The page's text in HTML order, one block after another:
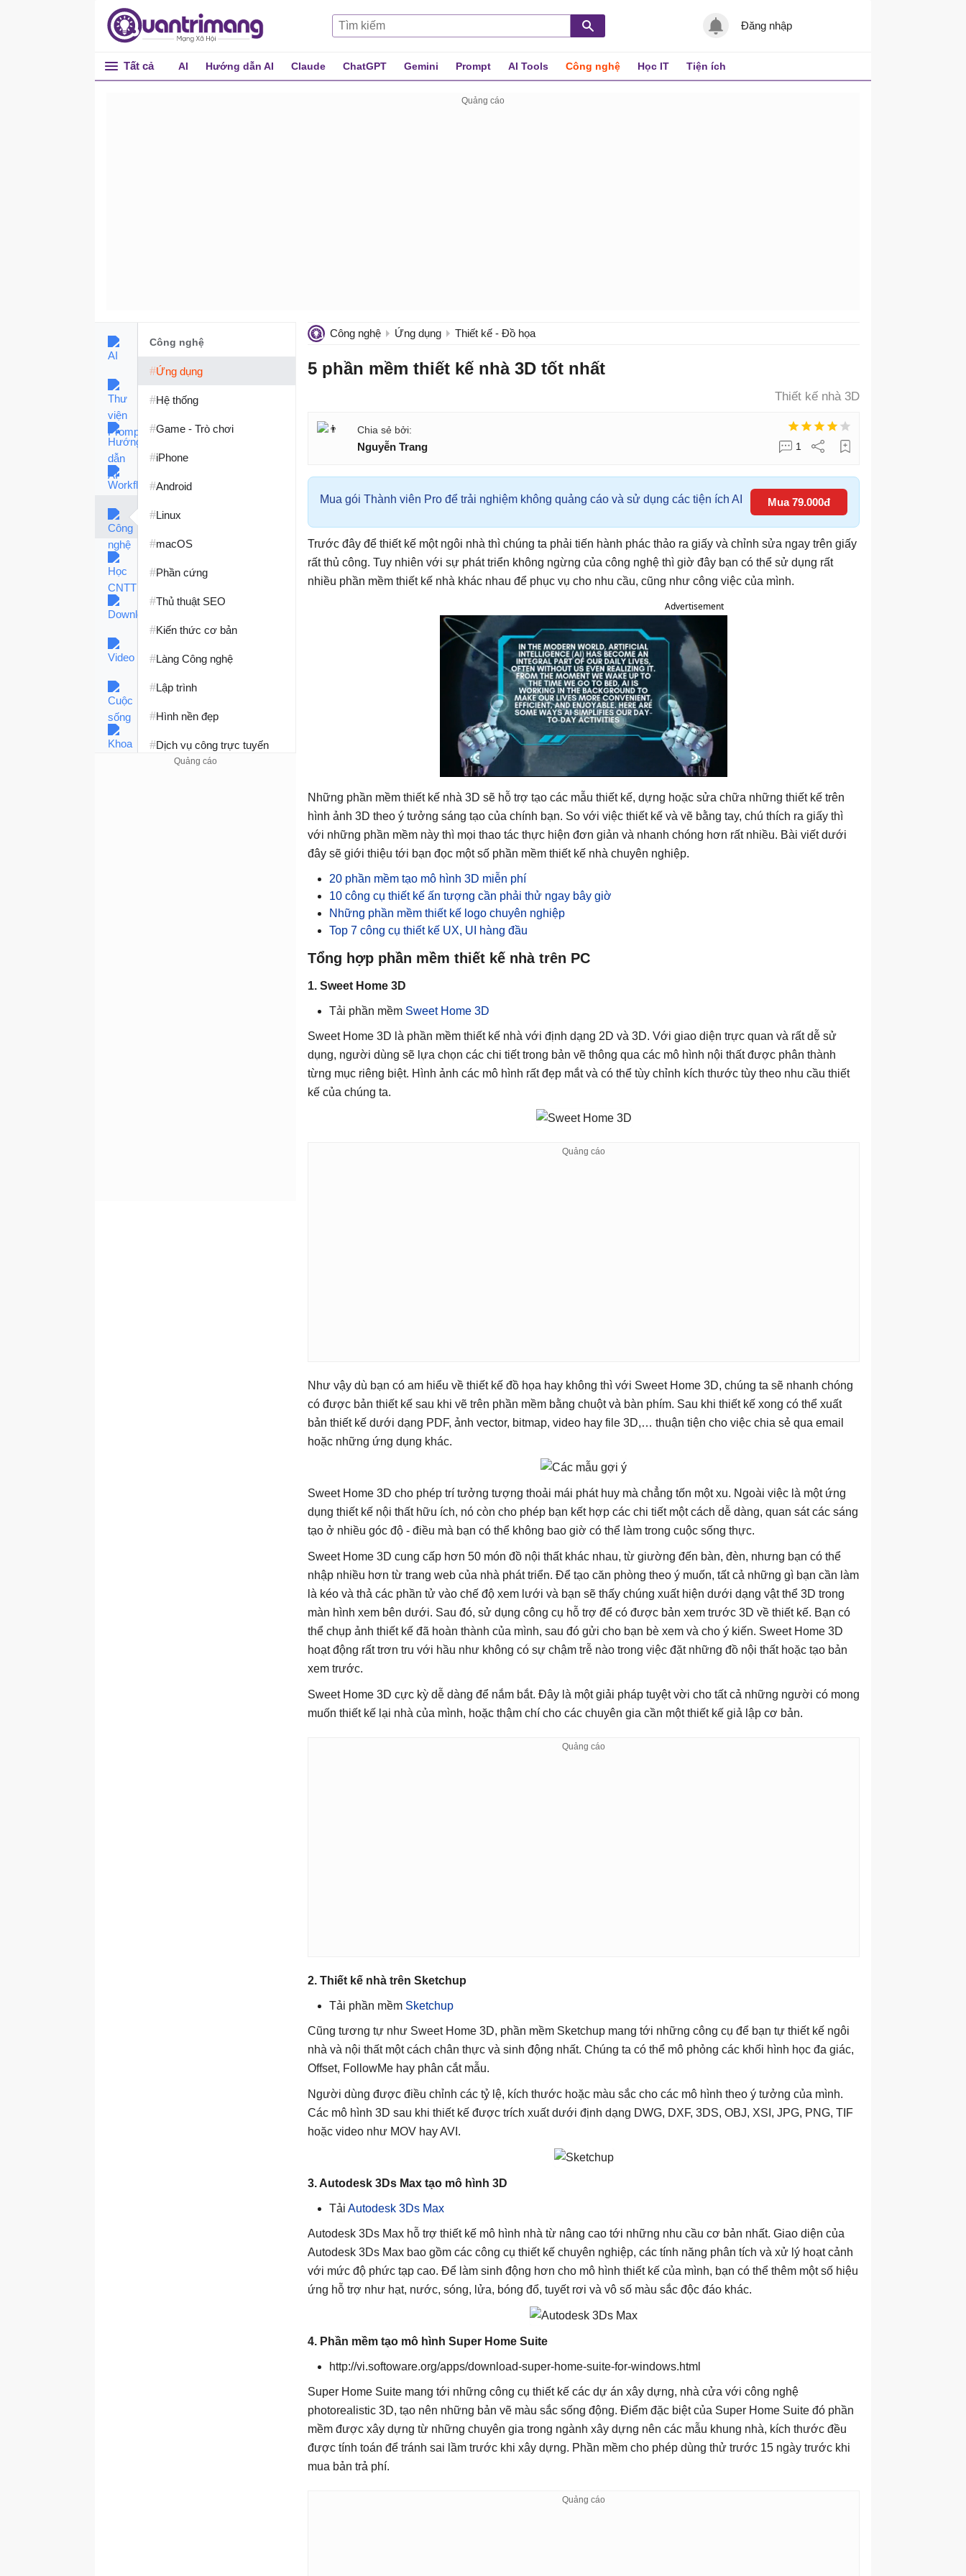
Đăng nhập
Tất cả AI Hướng dẫn AI Claude ChatGPT Gemini Prompt AI Tools Công nghệ Học IT Tiện ích
Công nghệ Ứng dụng Thiết kế - Đồ họa
5 phần mềm thiết kế nhà 3D tốt nhất
Thiết kế nhà 3D
Nguyễn Trang 1
Mua gói Thành viên Pro để trải nghiệm không quảng cáo và sử dụng các tiện ích AI Mua 79.000đ
Trước đây để thiết kế một ngôi nhà thì chúng ta phải tiến hành phác thảo ra giấy và chỉnh sửa ngay trên giấy
rất thủ công. Tuy nhiên với sự phát triển không ngừng của công nghệ thì giờ đây bạn có thể sử dụng rất
nhiều phần mềm thiết kế nhà khác nhau để phục vụ cho nhu cầu, cũng như công việc của mình.
Advertisement
Những phần mềm thiết kế nhà 3D sẽ hỗ trợ tạo các mẫu thiết kế, dựng hoặc sửa chữa những thiết kế trên
hình ảnh 3D theo ý tưởng sáng tạo của chính bạn. So với việc thiết kế và vẽ bằng tay, chú thích ra giấy thì
với những phần mềm này thì mọi thao tác thực hiện đơn giản và nhanh chóng hơn rất nhiều. Bài viết dưới
đây sẽ giới thiệu tới bạn đọc một số phần mềm thiết kế nhà chuyên nghiệp.
20 phần mềm tạo mô hình 3D miễn phí
10 công cụ thiết kế ấn tượng cần phải thử ngay bây giờ
Những phần mềm thiết kế logo chuyên nghiệp
Top 7 công cụ thiết kế UX, UI hàng đầu
Tổng hợp phần mềm thiết kế nhà trên PC
1. Sweet Home 3D
Tải phần mềm Sweet Home 3D
Sweet Home 3D là phần mềm thiết kế nhà với định dạng 2D và 3D. Với giao diện trực quan và rất dễ sử
dụng, người dùng sẽ lựa chọn các chi tiết trong bản vẽ thông qua các mô hình nội thất được phân thành
từng mục riêng biệt. Hình ảnh các mô hình rất đẹp mắt và có thể tùy chỉnh kích thước tùy theo nhu cầu thiết
kế của chúng ta.
Như vậy dù bạn có am hiểu về thiết kế đồ họa hay không thì với Sweet Home 3D, chúng ta sẽ nhanh chóng
có được bản thiết kế sau khi vẽ trên phần mềm bằng chuột và bàn phím. Sau khi thiết kế xong có thể xuất
bản thiết kế dưới dạng PDF, ảnh vector, bitmap, video hay file 3D,… thuận tiện cho việc chia sẻ qua email
hoặc những ứng dụng khác.
Sweet Home 3D cho phép trí tưởng tượng thoải mái phát huy mà chẳng tốn một xu. Ngoài việc là một ứng
dụng thiết kế nội thất hữu ích, nó còn cho phép bạn kết hợp các chi tiết một cách dễ dàng, quan sát các sáng
tạo ở nhiều góc độ - điều mà bạn có thể không bao giờ có thể làm trong cuộc sống thực.
Sweet Home 3D cung cấp hơn 50 món đồ nội thất khác nhau, từ giường đến bàn, đèn, nhưng bạn có thể
nhập nhiều hơn từ trang web của nhà phát triển. Để tạo căn phòng theo ý muốn, tất cả những gì bạn cần làm
là kéo và thả các phần tử vào chế độ xem lưới và bạn sẽ thấy chúng xuất hiện dưới dạng vật thể 3D trong
màn hình xem bên dưới. Sau đó, sử dụng công cụ hỗ trợ để có được bản xem trước 3D về thiết kế. Bạn có
thể chụp ảnh thiết kế đã hoàn thành của mình, sau đó gửi cho bạn bè xem và cho ý kiến. Sweet Home 3D
hoạt động rất trơn tru với hầu như không có sự chậm trễ nào trong việc đặt những đồ nội thất hoặc tạo bản
xem trước.
Sweet Home 3D cực kỳ dễ dàng để nắm bắt. Đây là một giải pháp tuyệt vời cho tất cả những người có mong
muốn thiết kế lại nhà của mình, hoặc thậm chí cho các chuyên gia cần một thiết kế giả lập cơ bản.
2. Thiết kế nhà trên Sketchup
Tải phần mềm Sketchup
Cũng tương tự như Sweet Home 3D, phần mềm Sketchup mang tới những công cụ để bạn tự thiết kế ngôi
nhà và nội thất một cách chân thực và sinh động nhất. Chúng ta có thể mô phỏng các khối hình học đa giác,
Offset, FollowMe hay phân cắt mẫu.
Người dùng được điều chỉnh các tỷ lệ, kích thước hoặc màu sắc cho các mô hình theo ý tưởng của mình.
Các mô hình 3D sau khi thiết kế được trích xuất dưới định dạng DWG, DXF, 3DS, OBJ, XSI, JPG, PNG, TIF
hoặc video như MOV hay AVI.
3. Autodesk 3Ds Max tạo mô hình 3D
Tải Autodesk 3Ds Max
Autodesk 3Ds Max hỗ trợ thiết kế mô hình nhà từ nâng cao tới những nhu cầu cơ bản nhất. Giao diện của
Autodesk 3Ds Max bao gồm các công cụ thiết kế chuyên nghiệp, các tính năng phân tích và xử lý hoạt cảnh
với mức độ phức tạp cao. Để làm sinh động hơn cho mô hình thiết kế của mình, bạn có thể thêm một số hiệu
ứng hỗ trợ như hạt, nước, sóng, lửa, bóng đổ, tuyết rơi và vô số màu sắc độc đáo khác.
4. Phần mềm tạo mô hình Super Home Suite
http://vi.softoware.org/apps/download-super-home-suite-for-windows.html
Super Home Suite mang tới những công cụ thiết kế các dự án xây dựng, nhà cửa với công nghệ
photorealistic 3D, tạo nên những bản vẽ màu sắc sống động. Điểm đặc biệt của Super Home Suite đó phần
mềm được xây dựng từ những chuyên gia trong ngành xây dựng nên các mẫu khung nhà, kích thước đều
được tính toán để tránh sai lầm trước khi xây dựng. Phần mềm cho phép dùng thử trước 15 ngày trước khi
mua bản trả phí.
Công nghệ
#Ứng dụng
#Hệ thống
#Game - Trò chơi
#iPhone
#Android
#Linux
#macOS
#Phần cứng
#Thủ thuật SEO
#Kiến thức cơ bản
#Làng Công nghệ
#Lập trình
#Hình nền đẹp
#Dịch vụ công trực tuyến